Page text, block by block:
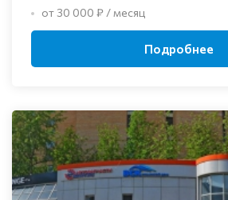
от 30 000 ₽ / месяц
Подробнее